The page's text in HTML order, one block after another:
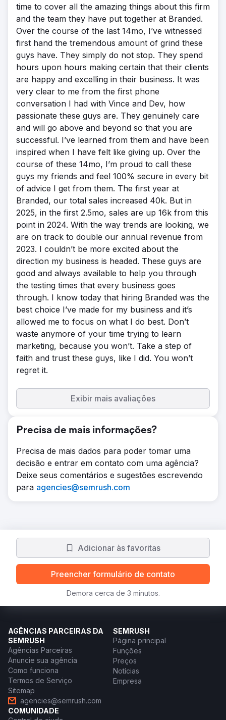
time to cover all the amazing things about this firm
and the team they have put together at Branded.
Over the course of the last 14mo, I’ve witnessed
first hand the tremendous amount of grind these
guys have. They simply do not stop. They spend
hours upon hours making certain that their clients
are happy and excelling in their business. It was
very clear to me from the first phone
conversation I had with Vince and Dev, how
passionate these guys are. They genuinely care
and will go above and beyond so that you are
successful. I’ve learned from them and have been
inspired when I have felt like giving up. Over the
course of these 14mo, I’m proud to call these
guys my friends and feel 100% secure in every bit
of advice I get from them. The first year at
Branded, our total sales increased 40k. But in
2025, in the first 2.5mo, sales are up 16k from this
point in 2024. With the way trends are looking, we
are on track to double our annual revenue from
2023. I couldn’t be more excited about the
direction my business is headed. These guys are
good and always available to help you through
the testing times that every business goes
through. I know today that hiring Branded was the
best choice I’ve made for my business and it’s
allowed me to focus on what I do best. Don’t
waste anymore of your time trying to learn
marketing, because you won’t. Take a step of
faith and trust these guys, like I did. You won’t
regret it.
Exibir mais avaliações
Precisa de mais informações?
Precisa de mais dados para poder tomar uma
decisão e entrar em contato com uma agência?
Deixe seus comentários e sugestões escrevendo
para agencies@semrush.com
Adicionar às favoritas
Preencher formulário de contato
Demora cerca de 3 minutos.
AGÊNCIAS PARCEIRAS DA
SEMRUSH
Agências Parceiras
Anuncie sua agência
Como funciona
Termos de Serviço
Sitemap
agencies@semrush.com
SEMRUSH
Página principal
Funções
Preços
Notícias
Empresa
COMUNIDADE